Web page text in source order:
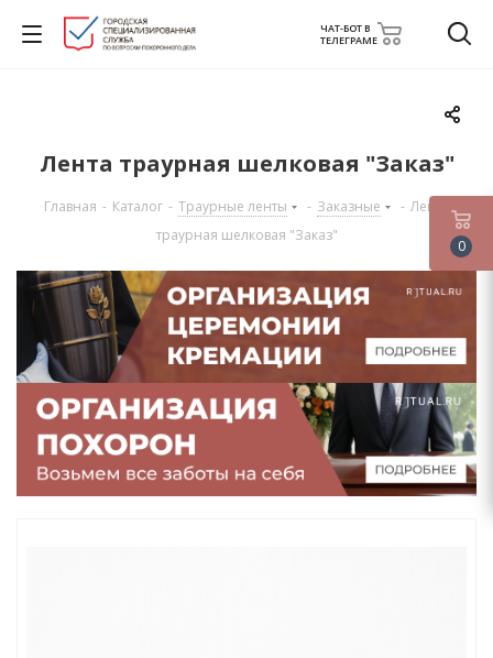
ЧАТ-БОТ В
ТЕЛЕГРАМЕ
Лента траурная шелковая "Заказ"
Главная - Каталог - Траурные ленты - Заказные - Лента
траурная шелковая "Заказ"
0